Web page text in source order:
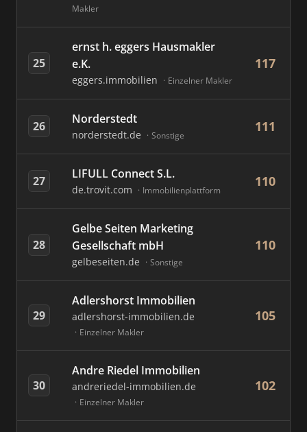
Makler
25
ernst h. eggers Hausmakler
e.K.
eggers.immobilien Einzelner Makler
117
26 Norderstedt
norderstedt.de Sonstige
111
27 LIFULL Connect S.L.
de.trovit.com Immobilienplattform
110
28
Gelbe Seiten Marketing
Gesellschaft mbH
gelbeseiten.de Sonstige
110
29
Adlershorst Immobilien
adlershorst-immobilien.de
Einzelner Makler
105
30
Andre Riedel Immobilien
andreriedel-immobilien.de
Einzelner Makler
102